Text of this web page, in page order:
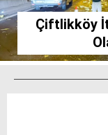
Çiftlikköy